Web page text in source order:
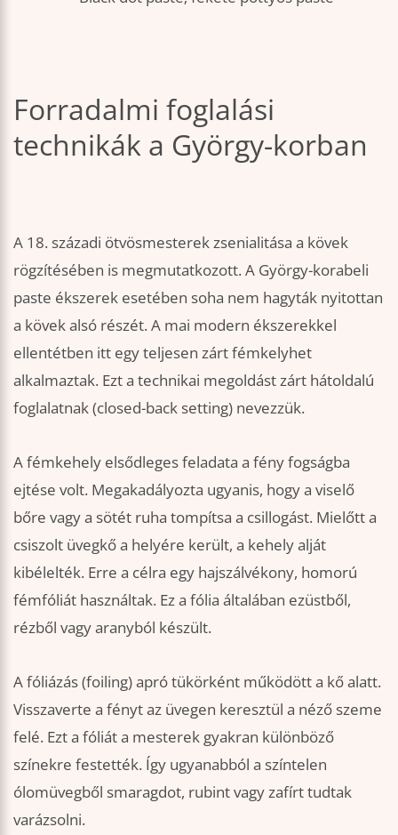
Forradalmi foglalási
technikák a György-korban
A 18. századi ötvösmesterek zsenialitása a kövek
rögzítésében is megmutatkozott. A György-korabeli
paste ékszerek esetében soha nem hagyták nyitottan
a kövek alsó részét. A mai modern ékszerekkel
ellentétben itt egy teljesen zárt fémkelyhet
alkalmaztak. Ezt a technikai megoldást zárt hátoldalú
foglalatnak (closed-back setting) nevezzük.
A fémkehely elsődleges feladata a fény fogságba
ejtése volt. Megakadályozta ugyanis, hogy a viselő
bőre vagy a sötét ruha tompítsa a csillogást. Mielőtt a
csiszolt üvegkő a helyére került, a kehely alját
kibélelték. Erre a célra egy hajszálvékony, homorú
fémfóliát használtak. Ez a fólia általában ezüstből,
rézből vagy aranyból készült.
A fóliázás (foiling) apró tükörként működött a kő alatt.
Visszaverte a fényt az üvegen keresztül a néző szeme
felé. Ezt a fóliát a mesterek gyakran különböző
színekre festették. Így ugyanabból a színtelen
ólomüvegből smaragdot, rubint vagy zafírt tudtak
varázsolni.